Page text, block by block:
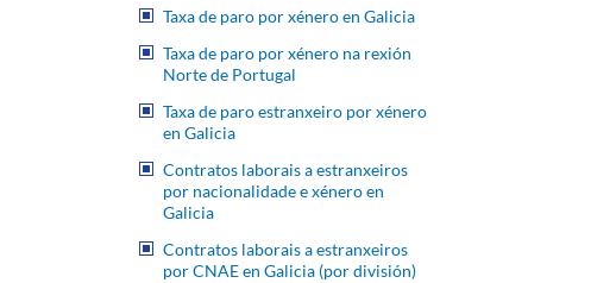
Taxa de paro por xénero en Galicia
Taxa de paro por xénero na rexión
Norte de Portugal
Taxa de paro estranxeiro por xénero
en Galicia
Contratos laborais a estranxeiros
por nacionalidade e xénero en
Galicia
Contratos laborais a estranxeiros
por CNAE en Galicia (por división)